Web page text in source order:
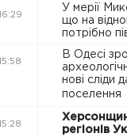
16:29
У мерії
що на
потрібно
15:58
В Одесі
нові сліди
поселення
15:28
регіонів